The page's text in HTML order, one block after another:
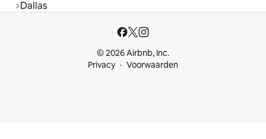
Dallas
© 2026 Airbnb, Inc.
Privacy
Voorwaarden